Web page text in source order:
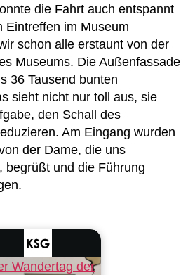
die Fahrt auch entspannt
Eintreffen im Museum
schon alle erstaunt von der
Museums. Die Außenfassade
36 Tausend bunten
sieht nicht nur toll aus, sie
den Schall des
Am Eingang wurden
der Dame, die uns
begrüßt und die Führung
Wandertag der